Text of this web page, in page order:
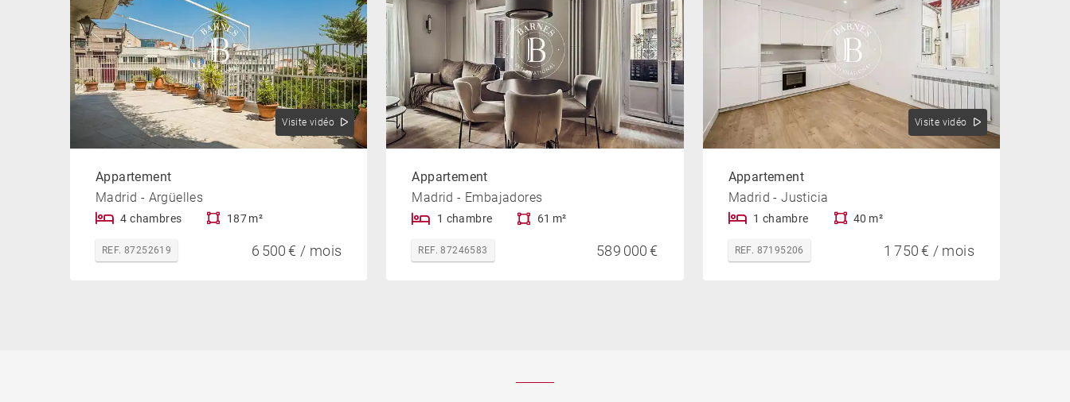
Visite vidéo
Appartement
Madrid - Argüelles
4 chambres 187 m²
REF. 87252619 6 500 € / mois
Appartement
Madrid - Embajadores
1 chambre 61 m²
REF. 87246583 589 000 €
Visite vidéo
Appartement
Madrid - Justicia
1 chambre 40 m²
REF. 87195206 1 750 € / mois